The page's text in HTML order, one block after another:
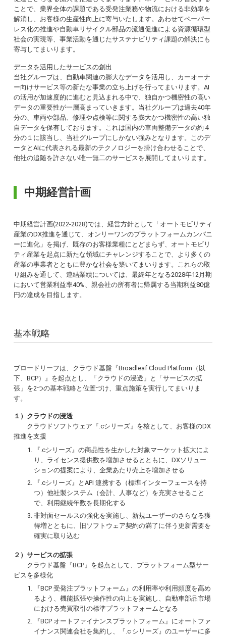
ことで、業界全体の課題である受発注業務や物流における非効率を
解消し、お客様の生産性向上に寄与いたします。あわせてペーパー
レス化の推進や自動車リサイクル部品の流通促進による資源循環型
社会の実現等、事業活動を通じたサステナビリティ課題の解決にも
寄与してまいります。
データを活用したサービスの創出
当社グループは、自動車関連の膨大なデータを活用し、カーオーナ
ー向けサービス等の新たな事業の立ち上げを行ってまいります。AI
の活用が加速度的に進むと見込まれる中で、独自かつ機密性の高い
データの重要性が一層高まっていきます。当社グループは過去40年
分の、車両や部品、修理や点検等に関する膨大かつ機密性の高い独
自データを保有しております。これは国内の車両整備データの約４
分の１に該当し、当社グループにしかない強みとなります。このデ
ータとAIに代表される最新のテクノロジーを掛け合わせることで、
他社の追随を許さない唯一無二のサービスを展開してまいります。
中期経営計画
中期経営計画(2022-2028)では、経営方針として「オートモビリティ
産業のDX推進を通じて、オンリーワンのプラットフォームカンパニ
ーに進化」を掲げ、既存のお客様業種にとどまらず、オートモビリ
ティ産業を起点に新たな領域にチャレンジすることで、より多くの
産業の事業者とともに豊かな社会を築いてまいります。これらの取
り組みを通して、連結業績については、最終年となる2028年12月期
において営業利益率40%、親会社の所有者に帰属する当期利益80億
円の達成を目指します。
基本戦略
ブロードリーフは、クラウド基盤『Broadleaf Cloud Platform（以
下、BCP）』を起点とし、「クラウドの浸透」と「サービスの拡
張」を2つの基本戦略と位置づけ、重点施策を実行してまいりま
す。
１）クラウドの浸透
クラウドソフトウェア『.cシリーズ』を核として、お客様のDX
推進を支援
『.cシリーズ』の商品性を生かした対象マーケット拡大によ
り、ライセンス提供数を増加させるとともに、DXソリュー
ションの提案により、企業あたり売上を増加させる
『.cシリーズ』とAPI 連携する（標準インターフェースを持
つ）他社製システム（会計、人事など）を充実させること
で、利用継続年数を長期化する
非対面セールスの強化を実施し、新規ユーザーのさらなる獲
得増とともに、旧ソフトウェア契約の満了に伴う更新需要を
確実に取り込む
２）サービスの拡張
クラウド基盤『BCP』を起点として、プラットフォーム型サー
ビスを多様化
『BCP 受発注プラットフォーム』の利用率や利用頻度を高め
るよう、機能拡張や操作性の向上を実施し、自動車部品市場
における売買取引の標準プラットフォームとなる
『BCP オートファイナンスプラットフォーム』にオートファ
イナンス関連会社を集約し、『.c シリーズ』のユーザーに多